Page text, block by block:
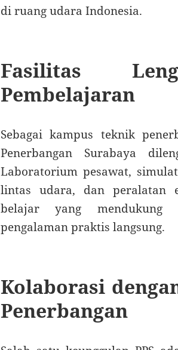
di ruang udara Indonesia.
Fasilitas
Pembelajaran
Sebagai kampus teknik
Penerbangan Surabaya
Laboratorium pesawat,
lintas udara, dan peralatan
belajar yang mendukung
pengalaman praktis langsung.
Kolaborasi
Penerbangan